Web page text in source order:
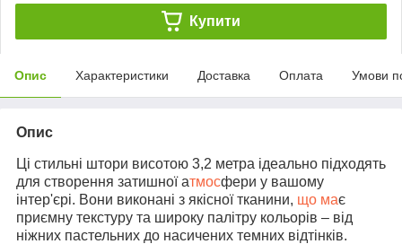
Купити
Опис Характеристики Доставка Оплата Умови
Опис
Ці стильні штори висотою 3,2 метра ідеально підходять
для створення затишної атмосфери у вашому
інтер'єрі. Вони виконані з якісної тканини, що має
приємну текстуру та широку палітру кольорів – від
ніжних пастельних до насичених темних відтінків.